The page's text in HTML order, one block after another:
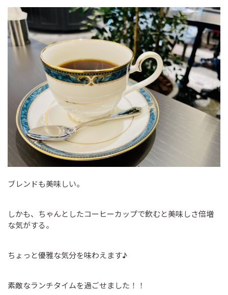
ブレンドも美味しい。
しかも、ちゃんとしたコーヒーカップで飲むと美味しさ倍増
な気がする。
ちょっと優雅な気分を味わえます♪
素敵なランチタイムを過ごせました！！